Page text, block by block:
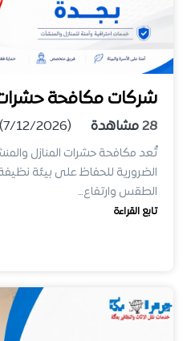
شركات مكافحة
28 مشاهدة (7/12/2026)
تُعد مكافحة حشرات المنازل
الضرورية للحفاظ على بيئة
الطقس وارتفاع…
تابع القراءة